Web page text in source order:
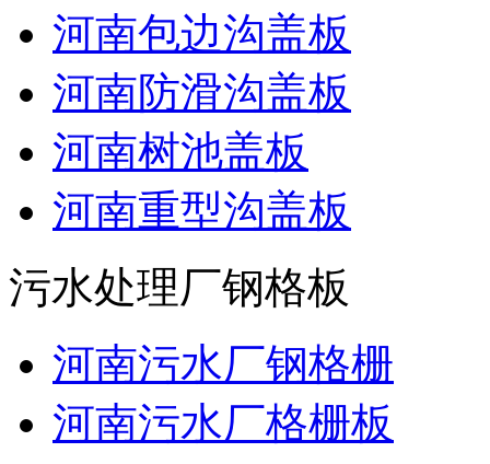
河南包边沟盖板
河南防滑沟盖板
河南树池盖板
河南重型沟盖板
污水处理厂钢格板
河南污水厂钢格栅
河南污水厂格栅板